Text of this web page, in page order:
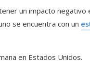
un impacto negativo
se encuentra con un